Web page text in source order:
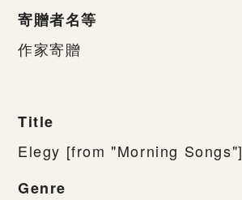
寄贈者名等
作家寄贈
Title
Elegy [from "Morning Songs"]
Genre